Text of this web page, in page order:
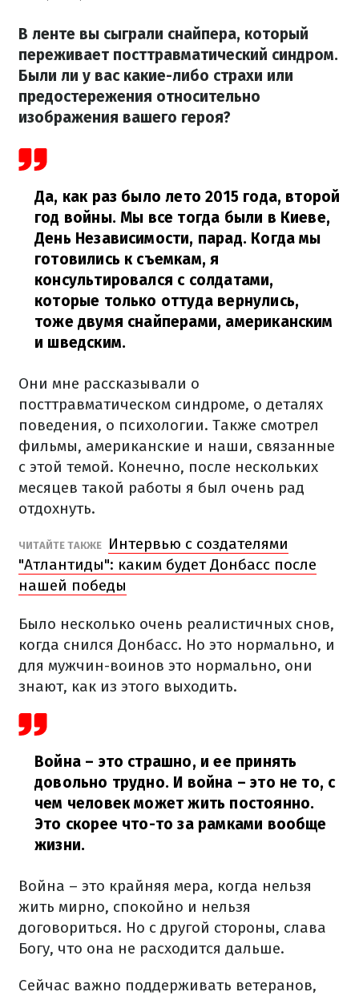
В ленте вы сыграли снайпера, который
переживает посттравматический синдром.
Были ли у вас какие-либо страхи или
предостережения относительно
изображения вашего героя?
Да, как раз было лето 2015 года, второй
год войны. Мы все тогда были в Киеве,
День Независимости, парад. Когда мы
готовились к съемкам, я
консультировался с солдатами,
которые только оттуда вернулись,
тоже двумя снайперами, американским
и шведским.
Они мне рассказывали о
посттравматическом синдроме, о деталях
поведения, о психологии. Также смотрел
фильмы, американские и наши, связанные
с этой темой. Конечно, после нескольких
месяцев такой работы я был очень рад
отдохнуть.
ЧИТАЙТЕ ТАКЖЕ
Интервью с создателями
"Атлантиды": каким будет Донбасс после
нашей победы
Было несколько очень реалистичных снов,
когда снился Донбасс. Но это нормально, и
для мужчин-воинов это нормально, они
знают, как из этого выходить.
Война – это страшно, и ее принять
довольно трудно. И война – это не то, с
чем человек может жить постоянно.
Это скорее что-то за рамками вообще
жизни.
Война – это крайняя мера, когда нельзя
жить мирно, спокойно и нельзя
договориться. Но с другой стороны, слава
Богу, что она не расходится дальше.
Сейчас важно поддерживать ветеранов,